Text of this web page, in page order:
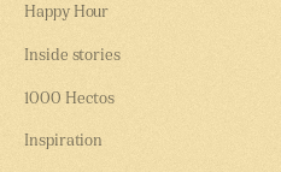
Happy Hour
Inside stories
1000 Hectos
Inspiration